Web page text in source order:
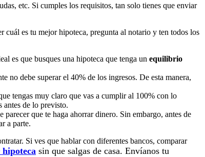
etc. Si cumples los requisitos, tan solo tienes que enviar
cuál es tu mejor hipoteca, pregunta al notario y ten todos los
es que busques una hipoteca que tenga un equilibrio
no debe superar el 40% de los ingresos. De esta manera,
tengas muy claro que vas a cumplir al 100% con lo
antes de lo previsto.
parecer que te haga ahorrar dinero. Sin embargo, antes de
a parte.
Si ves que hablar con diferentes bancos, comparar
sin que salgas de casa. Envíanos tu